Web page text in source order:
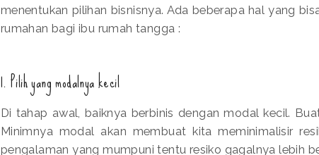
menentukan pilihan bisnisnya. Ada beberapa hal yang
rumahan bagi ibu rumah tangga :
1. Pilih yang modalnya kecil
Di tahap awal, baiknya berbinis dengan modal kecil.
Minimnya modal akan membuat kita meminimalisir
pengalaman yang mumpuni tentu resiko gagalnya lebih